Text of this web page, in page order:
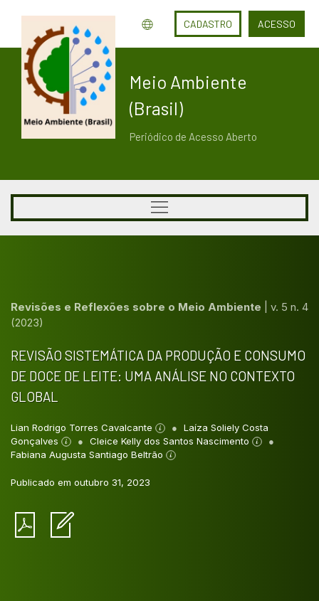
CADASTRO ACESSO
Meio Ambiente
(Brasil)
Periódico de Acesso Aberto
Revisões e Reflexões sobre o Meio Ambiente
v. 5 n. 4
(2023)
REVISÃO SISTEMÁTICA DA PRODUÇÃO E CONSUMO
DE DOCE DE LEITE: UMA ANÁLISE NO CONTEXTO
GLOBAL
Lian Rodrigo Torres Cavalcante
Laíza Soliely Costa
Gonçalves
Cleice Kelly dos Santos Nascimento
Fabiana Augusta Santiago Beltrão
Publicado em outubro 31, 2023